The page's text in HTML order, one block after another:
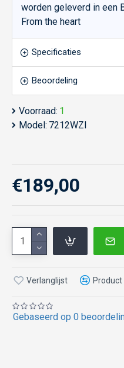
worden geleverd in een
From the heart
Specificaties
Beoordeling
Voorraad: 1
Model: 7212WZI
Gebaseerd op 0
€189,00
Verlanglijst Product